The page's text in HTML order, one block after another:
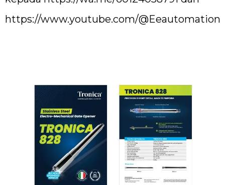
https://www.youtube.com/@Eeautomation